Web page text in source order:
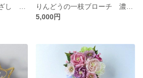
5,000円